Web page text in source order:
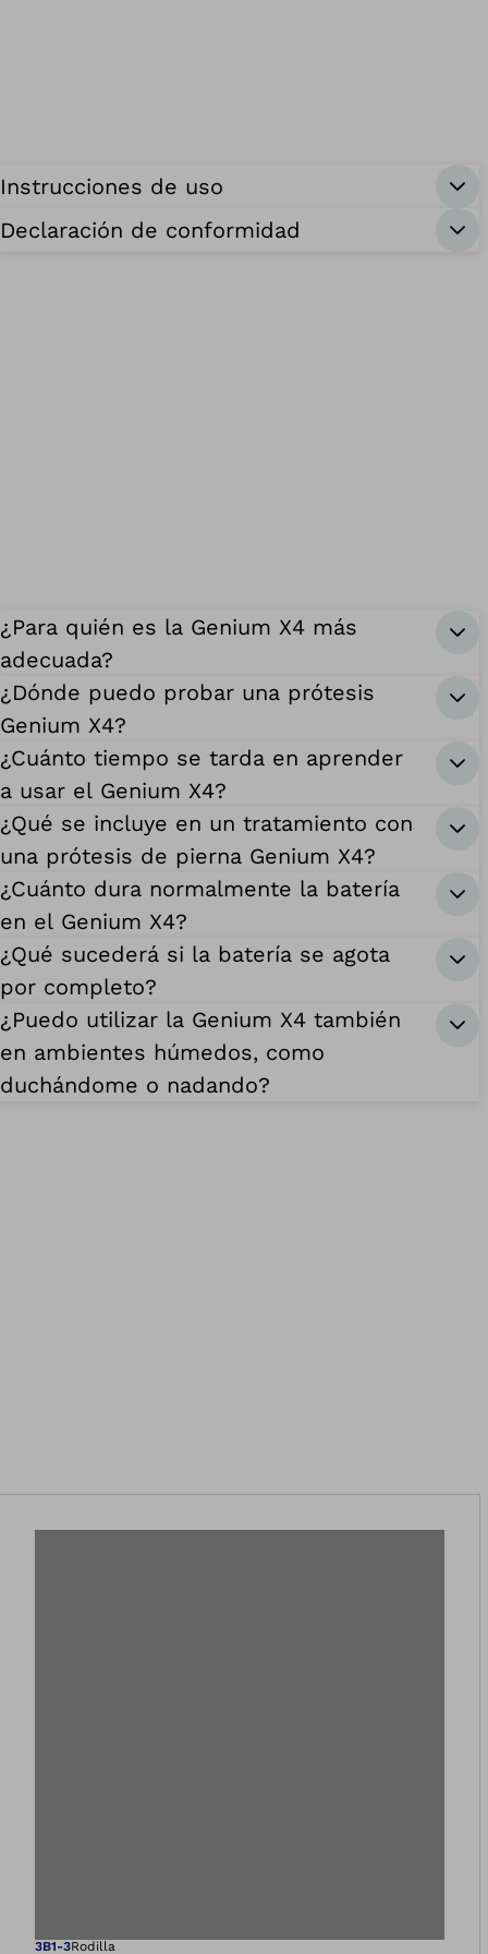
Instrucciones de uso
Declaración de conformidad
¿Para quién es la Genium X4 más
adecuada?
¿Dónde puedo probar una prótesis
Genium X4?
¿Cuánto tiempo se tarda en aprender
a usar el Genium X4?
¿Qué se incluye en un tratamiento con
una prótesis de pierna Genium X4?
¿Cuánto dura normalmente la batería
en el Genium X4?
¿Qué sucederá si la batería se agota
por completo?
¿Puedo utilizar la Genium X4 también
en ambientes húmedos, como
duchándome o nadando?
3B1-3Rodilla